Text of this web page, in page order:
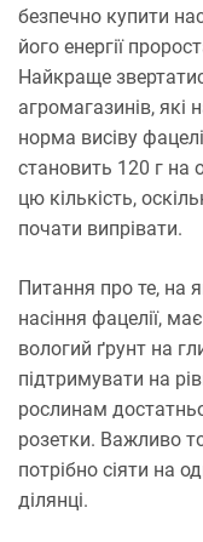
безпечно купити
його енергії
Найкраще
агромагазинів, які
норма висіву
становить 120 г на
цю кількість,
почати випрівати.
Питання про те, на
насіння фацелії,
вологий ґрунт на
підтримувати на
рослинам
розетки. Важливо
потрібно сіяти на
ділянці.